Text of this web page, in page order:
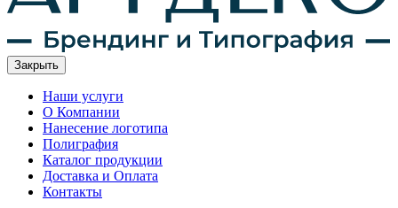
Закрыть
Наши услуги
О Компании
Нанесение логотипа
Полиграфия
Каталог продукции
Доставка и Оплата
Контакты